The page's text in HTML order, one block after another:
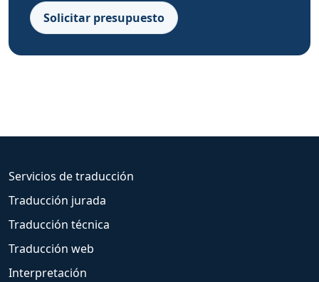
Solicitar presupuesto
Servicios de traducción
Traducción jurada
Traducción técnica
Traducción web
Interpretación